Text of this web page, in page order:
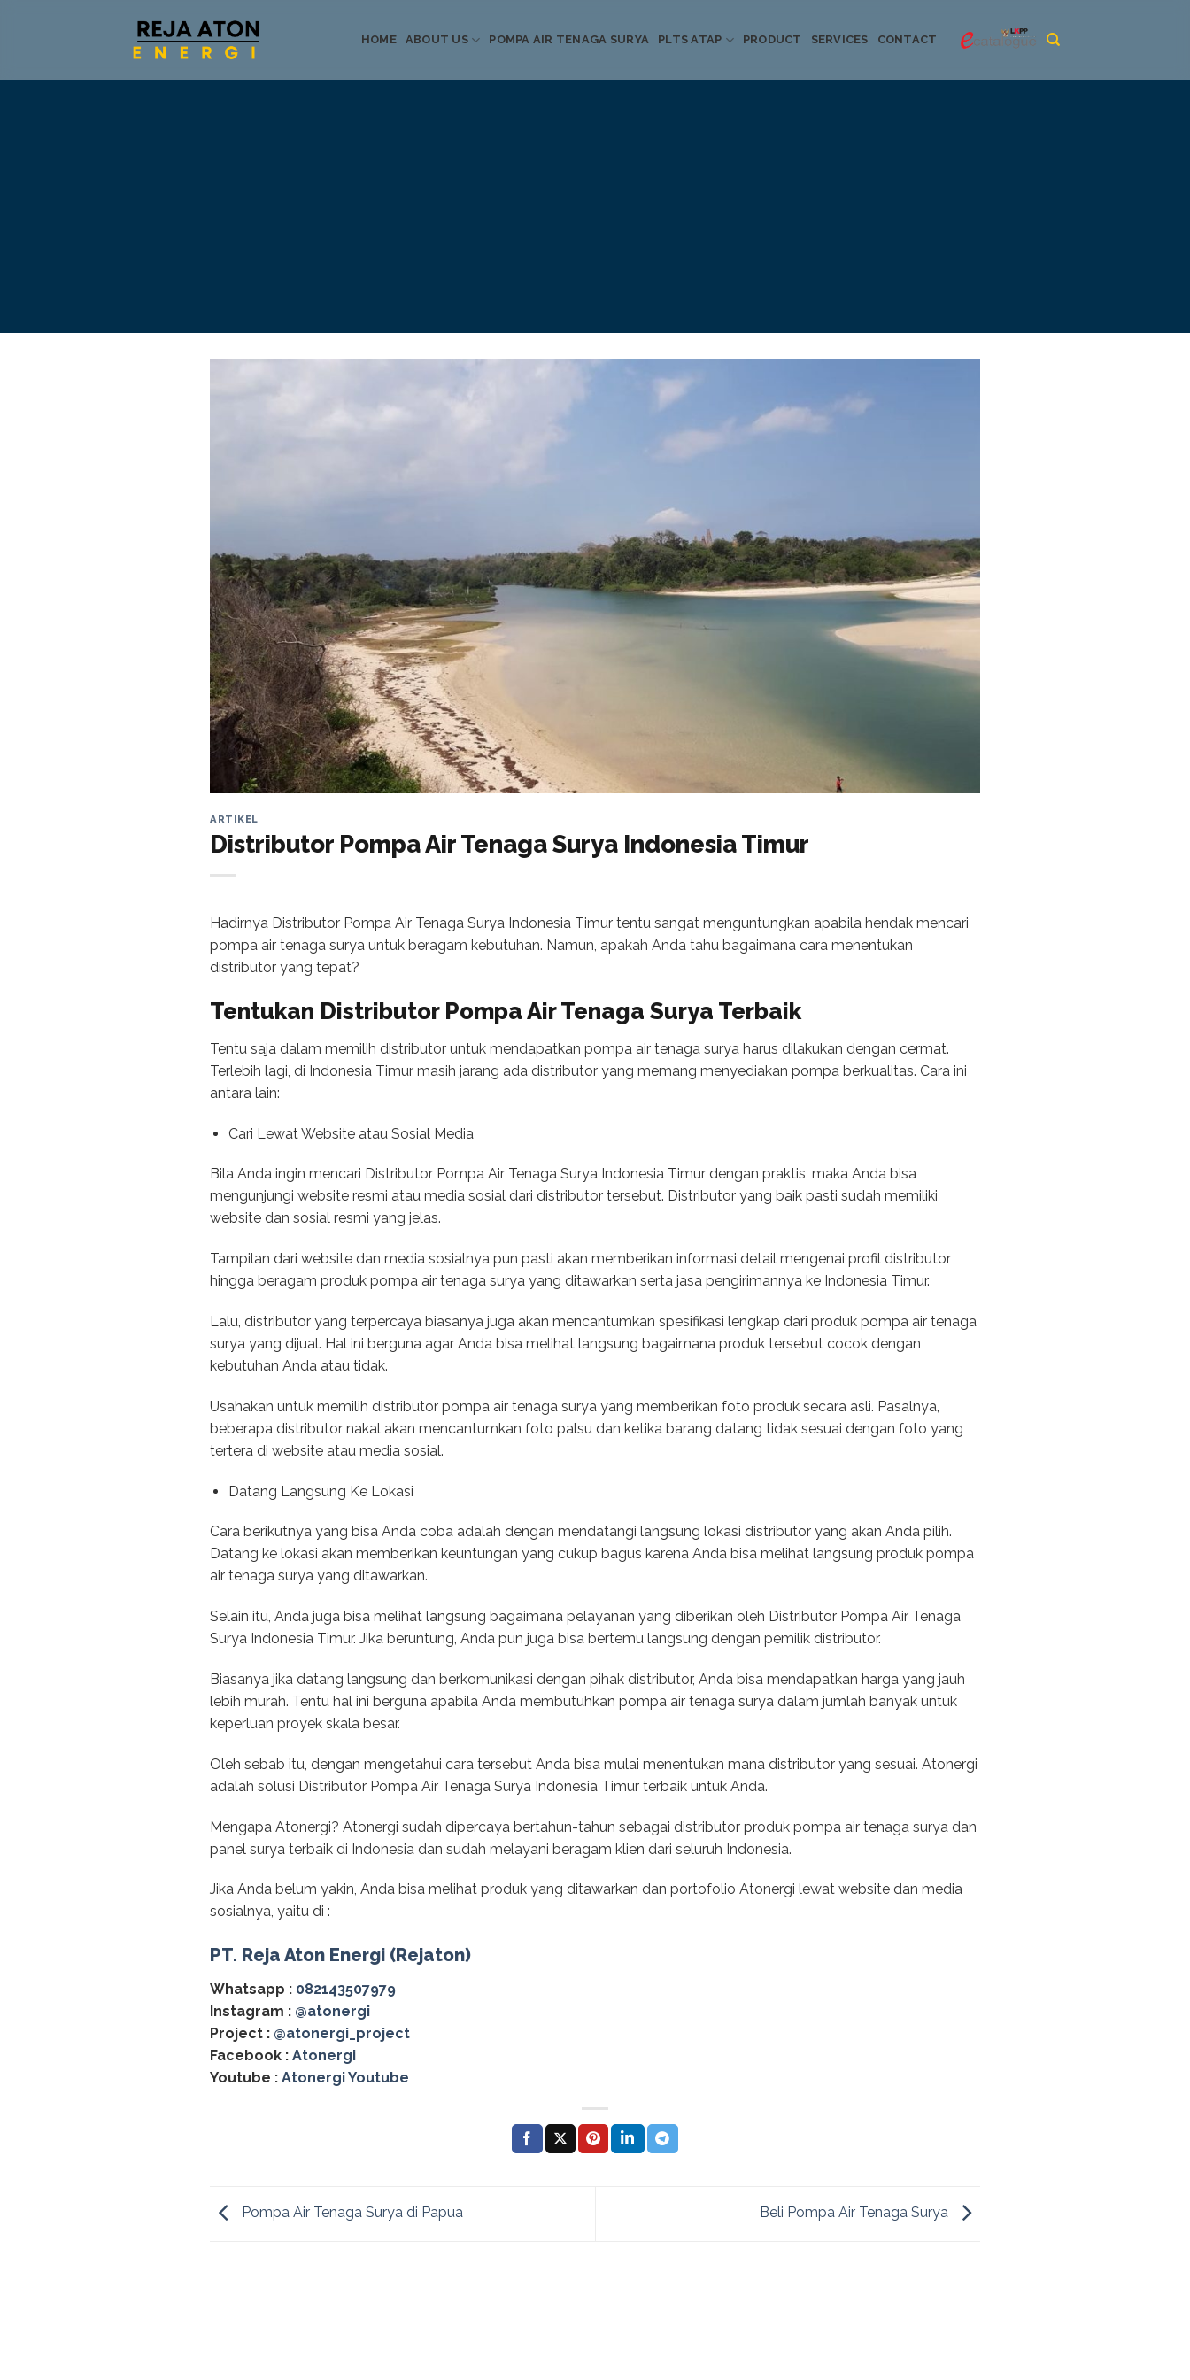
HOME ABOUT US POMPA AIR TENAGA SURYA PLTS ATAP PRODUCT SERVICES CONTACT
Informasi Terkini
ARTIKEL
Distributor Pompa Air Tenaga Surya Indonesia Timur
Hadirnya Distributor Pompa Air Tenaga Surya Indonesia Timur tentu sangat menguntungkan apabila hendak mencari
pompa air tenaga surya untuk beragam kebutuhan. Namun, apakah Anda tahu bagaimana cara menentukan
distributor yang tepat?
Tentukan Distributor Pompa Air Tenaga Surya Terbaik
Tentu saja dalam memilih distributor untuk mendapatkan pompa air tenaga surya harus dilakukan dengan cermat.
Terlebih lagi, di Indonesia Timur masih jarang ada distributor yang memang menyediakan pompa berkualitas. Cara ini
antara lain:
Cari Lewat Website atau Sosial Media
Bila Anda ingin mencari Distributor Pompa Air Tenaga Surya Indonesia Timur dengan praktis, maka Anda bisa
mengunjungi website resmi atau media sosial dari distributor tersebut. Distributor yang baik pasti sudah memiliki
website dan sosial resmi yang jelas.
Tampilan dari website dan media sosialnya pun pasti akan memberikan informasi detail mengenai profil distributor
hingga beragam produk pompa air tenaga surya yang ditawarkan serta jasa pengirimannya ke Indonesia Timur.
Lalu, distributor yang terpercaya biasanya juga akan mencantumkan spesifikasi lengkap dari produk pompa air tenaga
surya yang dijual. Hal ini berguna agar Anda bisa melihat langsung bagaimana produk tersebut cocok dengan
kebutuhan Anda atau tidak.
Usahakan untuk memilih distributor pompa air tenaga surya yang memberikan foto produk secara asli. Pasalnya,
beberapa distributor nakal akan mencantumkan foto palsu dan ketika barang datang tidak sesuai dengan foto yang
tertera di website atau media sosial.
Datang Langsung Ke Lokasi
Cara berikutnya yang bisa Anda coba adalah dengan mendatangi langsung lokasi distributor yang akan Anda pilih.
Datang ke lokasi akan memberikan keuntungan yang cukup bagus karena Anda bisa melihat langsung produk pompa
air tenaga surya yang ditawarkan.
Selain itu, Anda juga bisa melihat langsung bagaimana pelayanan yang diberikan oleh Distributor Pompa Air Tenaga
Surya Indonesia Timur. Jika beruntung, Anda pun juga bisa bertemu langsung dengan pemilik distributor.
Biasanya jika datang langsung dan berkomunikasi dengan pihak distributor, Anda bisa mendapatkan harga yang jauh
lebih murah. Tentu hal ini berguna apabila Anda membutuhkan pompa air tenaga surya dalam jumlah banyak untuk
keperluan proyek skala besar.
Oleh sebab itu, dengan mengetahui cara tersebut Anda bisa mulai menentukan mana distributor yang sesuai. Atonergi
adalah solusi Distributor Pompa Air Tenaga Surya Indonesia Timur terbaik untuk Anda.
Mengapa Atonergi? Atonergi sudah dipercaya bertahun-tahun sebagai distributor produk pompa air tenaga surya dan
panel surya terbaik di Indonesia dan sudah melayani beragam klien dari seluruh Indonesia.
Jika Anda belum yakin, Anda bisa melihat produk yang ditawarkan dan portofolio Atonergi lewat website dan media
sosialnya, yaitu di :
PT. Reja Aton Energi (Rejaton)
Whatsapp : 082143507979
Instagram : @atonergi
Project : @atonergi_project
Facebook : Atonergi
Youtube : Atonergi Youtube
Pompa Air Tenaga Surya di Papua Beli Pompa Air Tenaga Surya